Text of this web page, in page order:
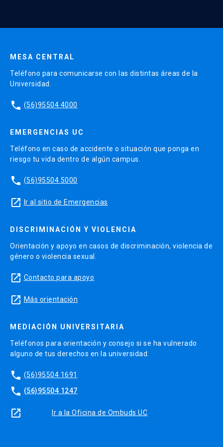
MESA CENTRAL
Teléfono para comunicarse con las distintas áreas de la
Universidad.
phone (56)95504 4000
EMERGENCIAS UC
Teléfono en caso de accidente o situación que ponga en
riesgo tu vida dentro de algún campus.
phone (56)95504 5000
launch Ir al sitio de Emergencias
DISCRIMINACIÓN Y VIOLENCIA
Orientación y apoyo en casos de discriminación, violencia de
género o violencia sexual.
launch Contacto para apoyo
launch Más orientación
MEDIACIÓN UNIVERSITARIA
Teléfonos para orientación y consejo si se ha vulnerado
alguno de tus derechos en la universidad.
phone (56)95504 1691
phone (56)95504 1247
launch Ir a la Oficina de Ombuds UC